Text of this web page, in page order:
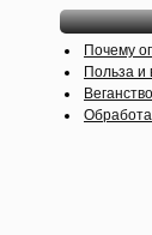
Почему
Польза и